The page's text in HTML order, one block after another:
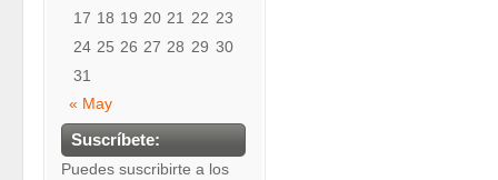
17 18 19 20 21 22 23
24 25 26 27 28 29 30
31
« May
Suscríbete:
Puedes suscribirte a los